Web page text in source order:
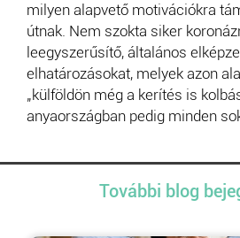
milyen alapvető motivációkra
útnak. Nem szokta siker
leegyszerűsítő, általános
elhatározásokat, melyek azon
„külföldön még a kerítés is
anyaországban pedig minden
További blog